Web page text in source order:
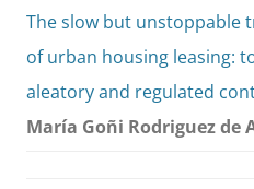
The slow but unstoppable
of urban housing leasing:
aleatory and regulated
María Goñi Rodriguez de